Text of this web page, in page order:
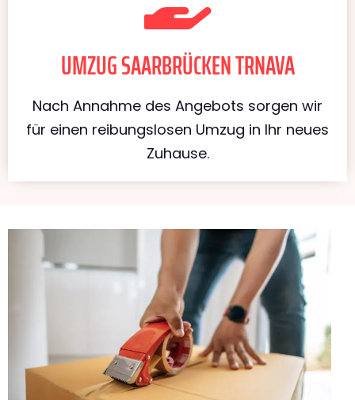
UMZUG SAARBRÜCKEN TRNAVA
Nach Annahme des Angebots sorgen wir
für einen reibungslosen Umzug in Ihr neues
Zuhause.